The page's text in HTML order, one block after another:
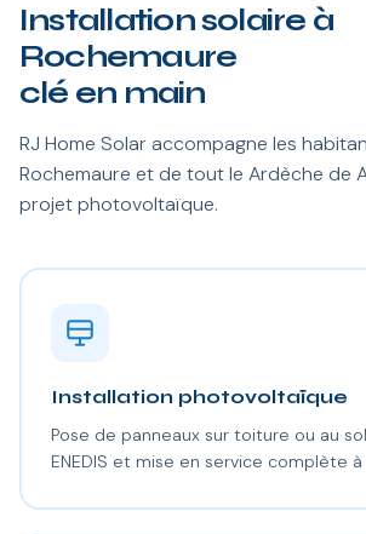
Installation solaire à
Rochemaure
clé en main
RJ Home Solar accompagne les
Rochemaure et de tout le Ardèche de
projet photovoltaïque.
Installation photovoltaïque
Pose de panneaux sur toiture ou au
ENEDIS et mise en service complète à